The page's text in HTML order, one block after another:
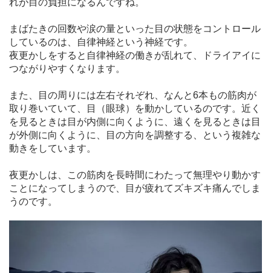
まばたきの回数や涙の量といった目の状態をコントロール
しているのは、自律神経という神経です。
夜更かしをすると自律神経の働きが乱れて、ドライアイに
つながりやすくなります。
また、目の周りには左右それぞれ、なんと6本もの筋肉が
取り巻いていて、目（眼球）を動かしているのです。近く
を見るときは目が内側に向くように、遠くを見るときは目
が外側に向くように、目の方向を調整する、という複雑な
動きをしています。
夜更かしは、この筋肉を長時間にわたって無理やり動かす
ことになってしまうので、目が疲れてズキズキ痛んでしま
うのです。